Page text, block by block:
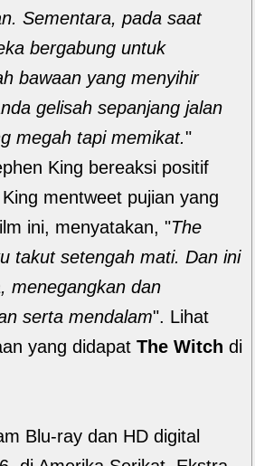
Sementara, pada saat
bergabung untuk
bawaan yang menyihir
gelisah sepanjang jalan
megah tapi memikat."
King bereaksi positif
mentweet pujian yang
ini, menyatakan, "The
takut setengah mati. Dan ini
menegangkan dan
serta mendalam". Lihat
yang didapat The Witch di
Blu-ray dan HD digital